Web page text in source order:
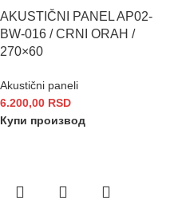
AKUSTIČNI PANEL AP02-
BW-016 / CRNI ORAH /
270×60
Akustični paneli
6.200,00 RSD
Купи производ